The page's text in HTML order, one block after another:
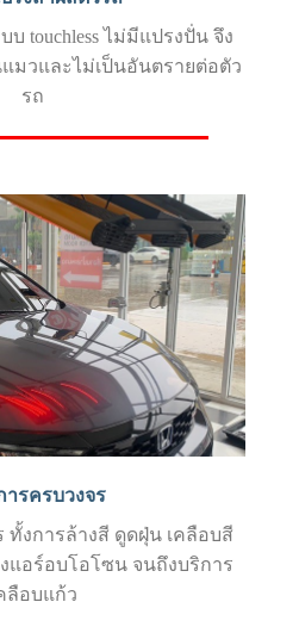
บ touchless ไม่มีแปรงปั่น จึง
มวและไม่เป็นอันตรายต่อตัว
รถ
ารครบวงจร
ทั้งการล้างสี ดูดฝุ่น เคลือบสี
แอร์อบโอโซน จนถึงบริการ
ลือบแก้ว